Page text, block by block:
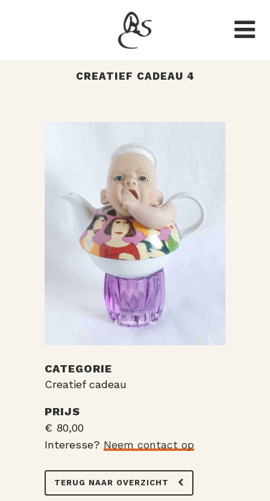
CREATIEF CADEAU 4
CATEGORIE
Creatief cadeau
PRIJS
€ 80,00
Interesse? Neem contact op
TERUG NAAR OVERZICHT